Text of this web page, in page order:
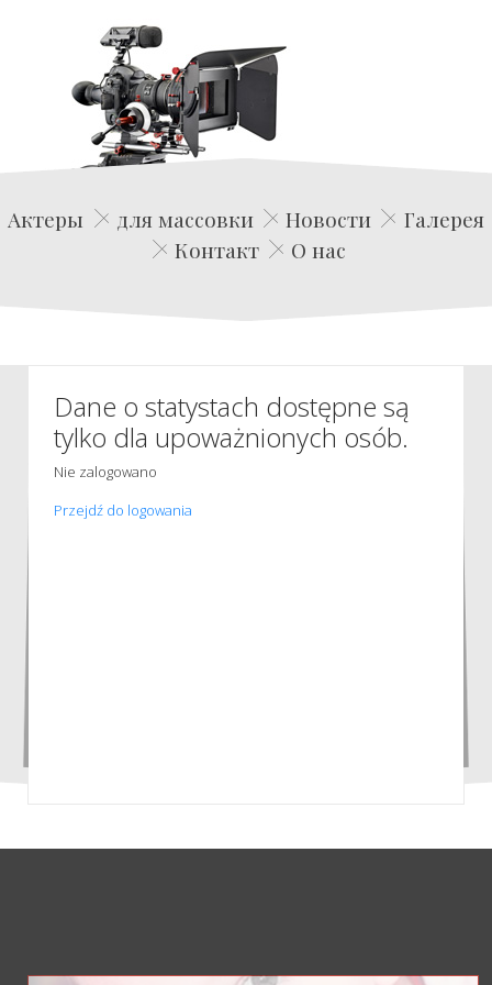
Edwin Film Agencja Aktorska
Актеры для массовки Новости
Галерея
Контакт
О нас
Dane o statystach dostępne są
tylko dla upoważnionych osób.
Nie zalogowano
Przejdź do logowania